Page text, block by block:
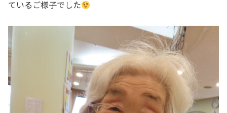
ているご様子でした